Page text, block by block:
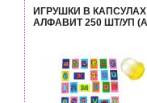
ИГРУШКИ В
АЛФАВИТ 250 ШТ/УП